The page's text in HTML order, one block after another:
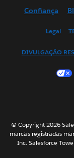
Confiança
Legal
DIVULGAÇÃO
© Copyright 2026
marcas registradas
Inc. Salesforce